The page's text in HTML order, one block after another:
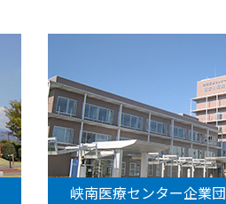
峡南医療センター企業団